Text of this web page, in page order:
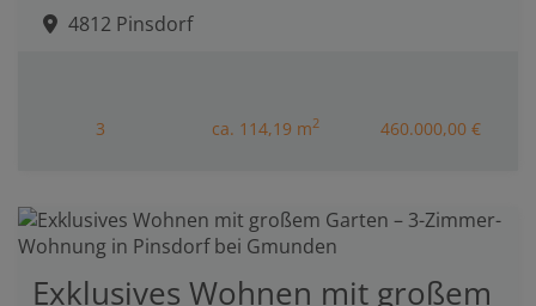
4812 Pinsdorf
3 ca. 114,19 m2 460.000,00 €
Exklusives Wohnen mit großem